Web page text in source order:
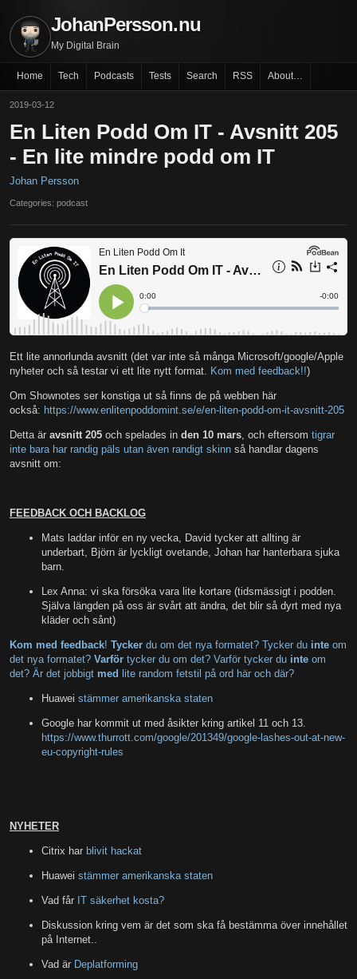
JohanPersson.nu
My Digital Brain
Home Tech Podcasts Tests Search RSS About…
2019-03-12
En Liten Podd Om IT - Avsnitt 205
- En lite mindre podd om IT
Johan Persson
Categories: podcast
Ett lite annorlunda avsnitt (det var inte så många Microsoft/google/Apple
nyheter och så testar vi ett lite nytt format. Kom med feedback!!)
Om Shownotes ser konstiga ut så finns de på webben här
också: https://www.enlitenpoddomint.se/e/en-liten-podd-om-it-avsnitt-205
Detta är avsnitt 205 och spelades in den 10 mars, och eftersom tigrar
inte bara har randig päls utan även randigt skinn så handlar dagens
avsnitt om:
FEEDBACK OCH BACKLOG
Mats laddar inför en ny vecka, David tycker att allting är
underbart, Björn är lyckligt ovetande, Johan har hanterbara sjuka
barn.
Lex Anna: vi ska försöka vara lite kortare (tidsmässigt i podden.
Själva längden på oss är svårt att ändra, det blir så dyrt med nya
kläder och sånt)
Kom med feedback! Tycker du om det nya formatet? Tycker du inte om
det nya formatet? Varför tycker du om det? Varför tycker du inte om
det? Är det jobbigt med lite random fetstil på ord här och där?
Huawei stämmer amerikanska staten
Google har kommit ut med åsikter kring artikel 11 och 13.
https://www.thurrott.com/google/201349/google-lashes-out-at-new-
eu-copyright-rules
NYHETER
Citrix har blivit hackat
Huawei stämmer amerikanska staten
Vad får IT säkerhet kosta?
Diskussion kring vem är det som ska få bestämma över innehållet
på Internet..
Vad är Deplatforming